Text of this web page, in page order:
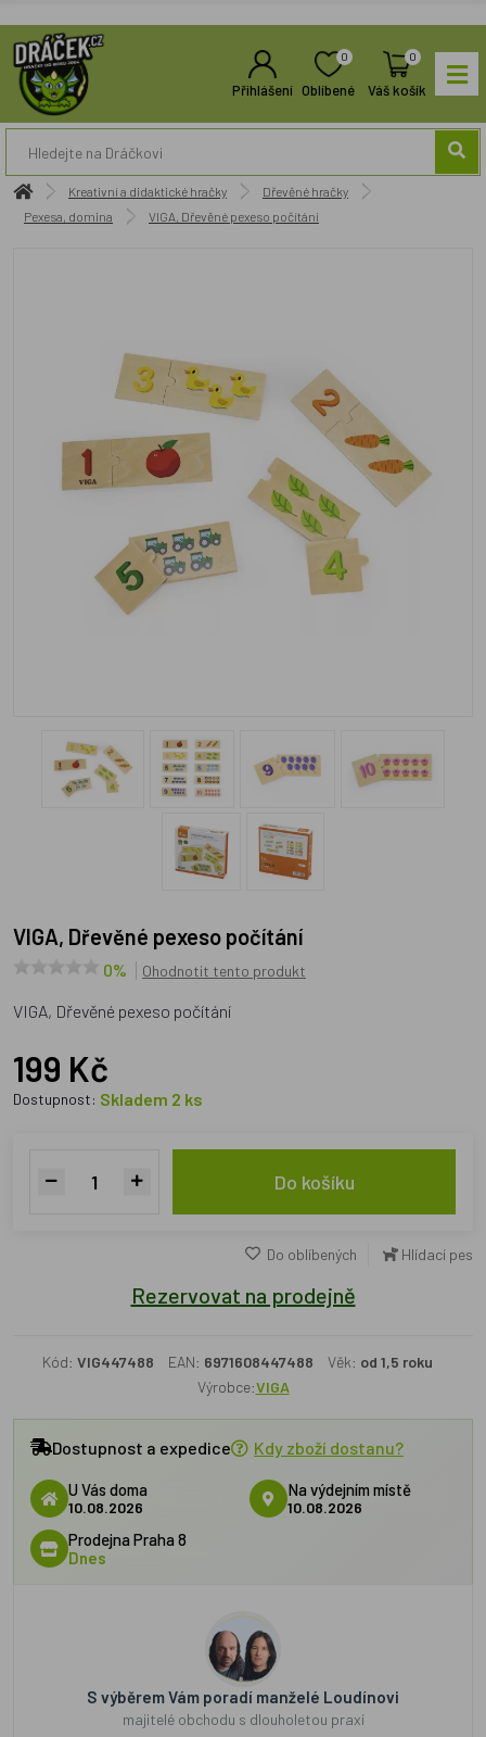
Přihlášení
0
Oblíbené
0
Váš košík
Kreativní a didaktické hračky
Dřevěné hračky
Pexesa, domina
VIGA, Dřevěné pexeso počítání
VIGA, Dřevěné pexeso počítání
0% Ohodnotit tento produkt
VIGA, Dřevěné pexeso počítání
199 Kč
Dostupnost: Skladem 2 ks
Do košíku
Do oblíbených Hlídací pes
Rezervovat na prodejně
Kód: VIG447488 EAN: 6971608447488 Věk: od 1,5 roku
Výrobce:VIGA
Dostupnost a expedice Kdy zboží dostanu?
U Vás doma
10.08.2026
Na výdejním místě
10.08.2026
Prodejna Praha 8
Dnes
S výběrem Vám poradí manželé Loudínovi
majitelé obchodu s dlouholetou praxí